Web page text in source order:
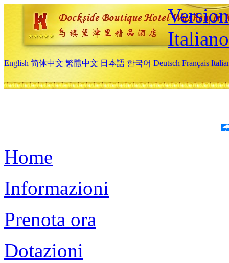
Italiano
English 简体中文 繁體中文 日本語 한국어 Deutsch Français
Home
Informazioni
Prenota ora
Dotazioni